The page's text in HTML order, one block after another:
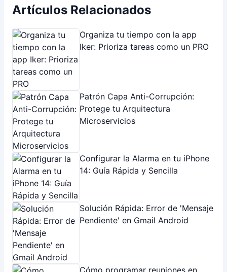
Protege tu Arquitectura
Microservicios
14: Guía Rápida y Sencilla
Zoom: Guía rápida y efectiva